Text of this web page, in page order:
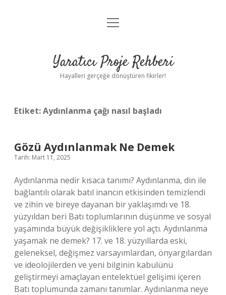
Anasayfa
Yasal Uyarı
menüyü
Yaratıcı Proje Rehberi
Hayalleri gerçeğe dönüştüren fikirler!
Etiket:Aydınlanma çağı nasıl başladı
Gözü Aydınlanmak Ne Demek
Tarih: Mart 11, 2025
Aydınlanma nedir kısaca tanımı? Aydınlanma, din ile
bağlantılı olarak batıl inancın etkisinden temizlendi
ve zihin ve bireye dayanan bir yaklaşımdı ve 18.
yüzyıldan beri Batı toplumlarının düşünme ve sosyal
yaşamında büyük değişikliklere yol açtı. Aydınlanma
yaşamak ne demek? 17. ve 18. yüzyıllarda eski,
geleneksel, değişmez varsayımlardan, önyargılardan
ve ideolojilerden ve yeni bilginin kabulünü
geliştirmeyi amaçlayan entelektüel gelişimi içeren
Batı toplumunda zamanı tanımlar. Aydınlanma neye